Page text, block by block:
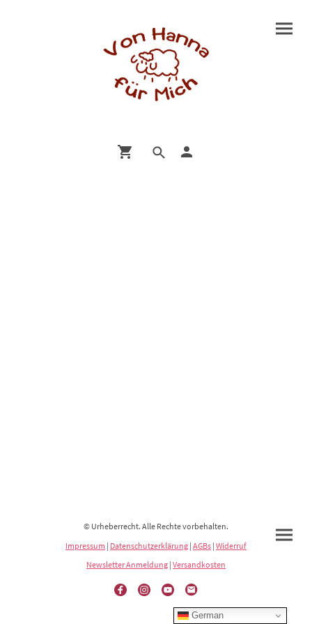
© Urheberrecht. Alle Rechte vorbehalten.
Impressum | Datenschutzerklärung | AGBs | Widerruf
Newsletter Anmeldung | Versandkosten
German